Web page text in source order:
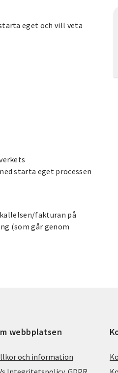
eget och vill veta
starta eget processen
fakturan på
(som går genom
webbplatsen
och information